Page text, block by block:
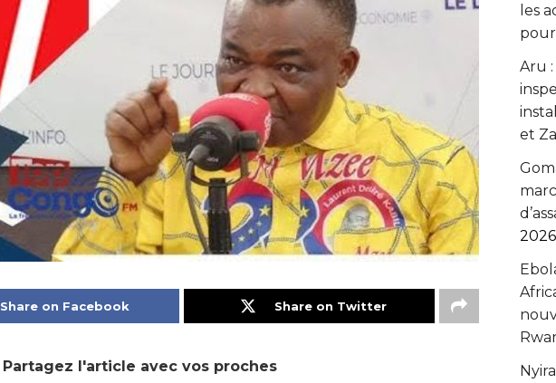
Share on Facebook Share on Twitter
Partagez l'article avec vos proches
les
Aru
et
2026